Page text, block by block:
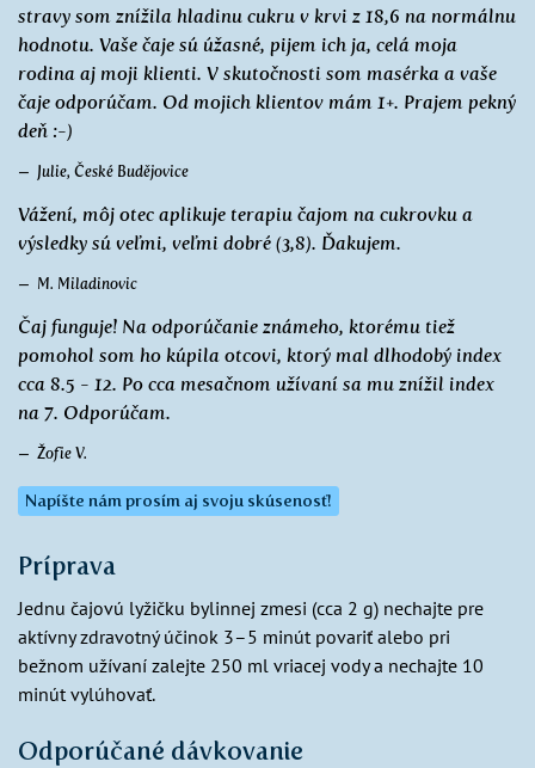
stravy som znížila hladinu cukru v krvi z 18,6 na normálnu
hodnotu. Vaše čaje sú úžasné, pijem ich ja, celá moja
rodina aj moji klienti. V skutočnosti som masérka a vaše
čaje odporúčam. Od mojich klientov mám 1+. Prajem pekný
deň :-)
Julie, České Budějovice
Vážení, môj otec aplikuje terapiu čajom na cukrovku a
výsledky sú veľmi, veľmi dobré (3,8). Ďakujem.
M. Miladinovic
Čaj funguje! Na odporúčanie známeho, ktorému tiež
pomohol som ho kúpila otcovi, ktorý mal dlhodobý index
cca 8.5 - 12. Po cca mesačnom užívaní sa mu znížil index
na 7. Odporúčam.
Žofie V.
Napíšte nám prosím aj svoju skúsenosť!
Príprava
Jednu čajovú lyžičku bylinnej zmesi (cca 2 g) nechajte pre
aktívny zdravotný účinok 3–5 minút povariť alebo pri
bežnom užívaní zalejte 250 ml vriacej vody a nechajte 10
minút vylúhovať.
Odporúčané dávkovanie